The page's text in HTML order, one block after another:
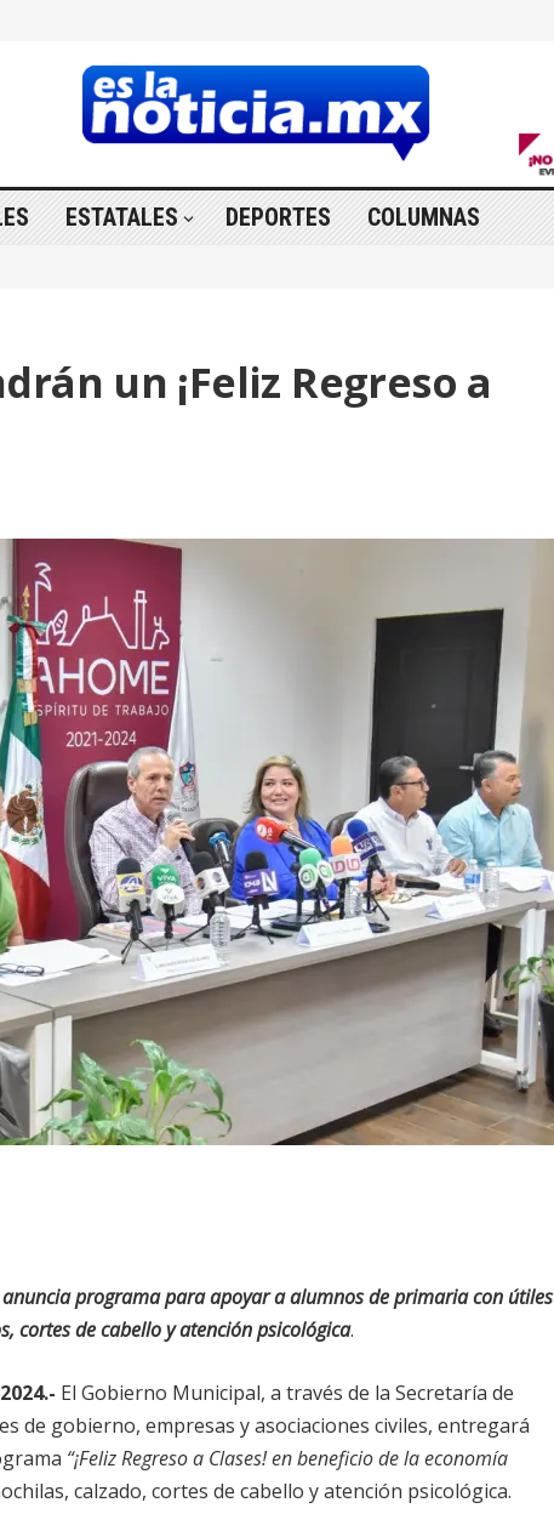
ESTATALES DEPORTES COLUMNAS
un ¡Feliz Regreso a
programa para apoyar a alumnos de primaria con útiles
cortes de cabello y atención psicológica.
El Gobierno Municipal, a través de la Secretaría de
de gobierno, empresas y asociaciones civiles, entregará
“¡Feliz Regreso a Clases! en beneficio de la economía
calzado, cortes de cabello y atención psicológica.